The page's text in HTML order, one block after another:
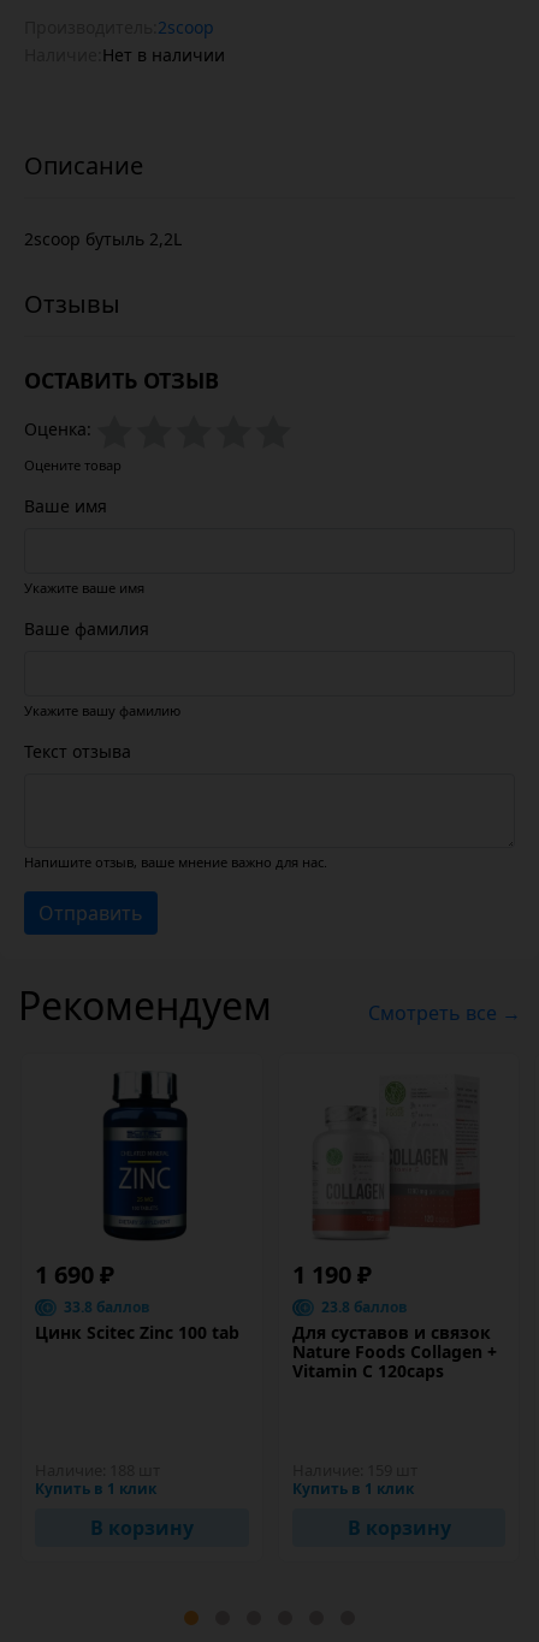
2scoop
Нет в наличии
2scoop бутыль 2,2L
ОСТАВИТЬ ОТЗЫВ
Оценка:
Оцените товар
Ваше имя
Укажите ваше имя
Ваше фамилия
Укажите вашу фамилию
Текст отзыва
Напишите отзыв, ваше мнение важно для нас.
Отправить
Рекомендуем Смотреть все →
1 690 ₽
33.8 баллов
Цинк Scitec Zinс 100 tab
Купить в 1 клик
В корзину
1 190 ₽
23.8 баллов
Для суставов и связок
Nature Foods Collagen +
Vitamin C 120caps
Купить в 1 клик
В корзину